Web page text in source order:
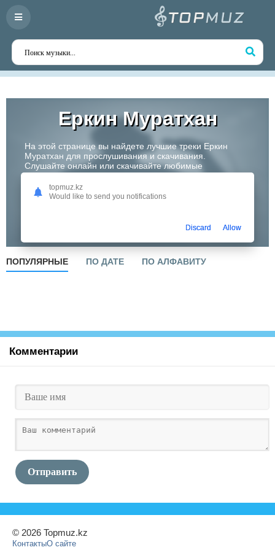
Еркин Муратхан
На этой странице вы найдете лучшие треки Еркин
Муратхан для прослушивания и скачивания.
Слушайте онлайн или скачивайте любимые
композиции в высоком качестве. Откройте для себя
творчество одного из самых перспективных артистов
Казахстана!
ПОПУЛЯРНЫЕ ПО ДАТЕ ПО АЛФАВИТУ
Комментарии
Отправить
© 2026 Topmuz.kz
КонтактыО сайте
topmuz.kz
Would like to send you notifications
Discard Allow